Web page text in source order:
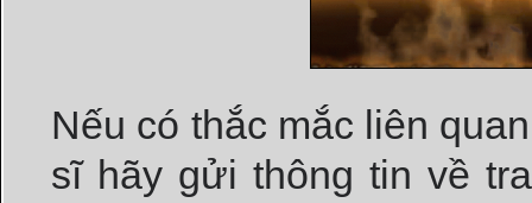
Nếu có thắc mắc liên
sĩ hãy gửi thông tin về